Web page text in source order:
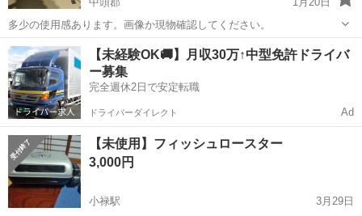
多少の使用感あります。画像か現物確認してください。
沖縄 中頭郡 キッチン家電 象印
【未経験OK🚚】月収30万↑中型免許ドライバ
ー募集
完全週休2日で安定転職
ドライバーダイレクト Ad
【未使用】フィッシュロースター
3,000円
小禄駅
3月29日